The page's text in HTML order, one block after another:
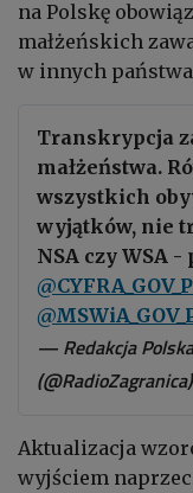
na Polskę
małżeńskich
w innych
Transkrypcja
małżeństwa.
wszystkich
wyjątków, nie
NSA czy WSA
— Redakcja
(@RadioZagranica)
Aktualizacja
wyjściem